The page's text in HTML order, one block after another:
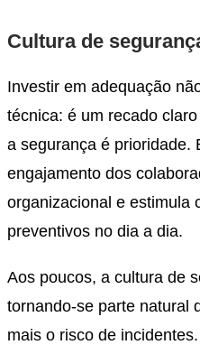
Cultura de
Investir em adequação
técnica: é um recado
a segurança é prioridade.
engajamento dos
organizacional e estimula
preventivos no dia a dia.
Aos poucos, a cultura de
tornando-se parte natural
mais o risco de